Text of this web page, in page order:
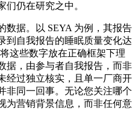
们仍在研究之中。
数据。以 SEYA 为例，其报告
到自我报告的睡眠质量变化达
这些数字放在正确框架下理
据，由参与者自我报告，而非
经过独立核实，且单一厂商开
非同一回事。无论您关注哪个
为营销背景信息，而非任何意